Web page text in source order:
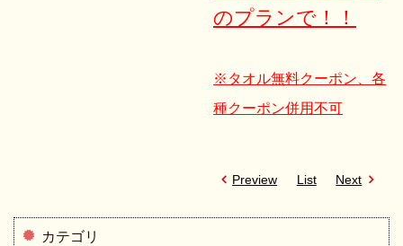
のプランで！！
※タオル無料クーポン、各
種クーポン併用不可
Preview List Next
カテゴリ